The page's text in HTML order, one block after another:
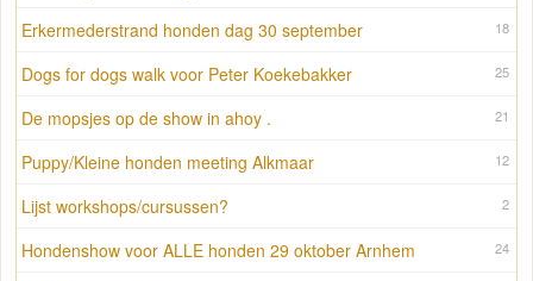
18
Erkermederstrand honden dag 30 september
25
Dogs for dogs walk voor Peter Koekebakker
21
De mopsjes op de show in ahoy .
12
Puppy/Kleine honden meeting Alkmaar
2
Lijst workshops/cursussen?
24
Hondenshow voor ALLE honden 29 oktober Arnhem